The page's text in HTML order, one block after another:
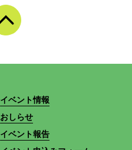
イベント情報
おしらせ
イベント報告